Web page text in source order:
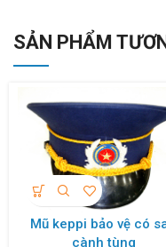
SẢN PHẨM
Mũ keppi bảo vệ có
cành tùng